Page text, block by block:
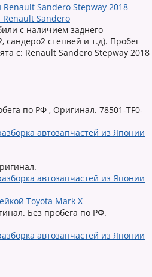
Sandero Stepway 2018
Renault Sandero
с наличием заднего
сандеро2 степвей и т.д). Пробег
с: Renault Sandero Stepway 2018
по РФ , Оригинал. 78501-TF0-
автозапчастей из Японии
автозапчастей из Японии
Toyota Mark X
Без пробега по РФ.
автозапчастей из Японии